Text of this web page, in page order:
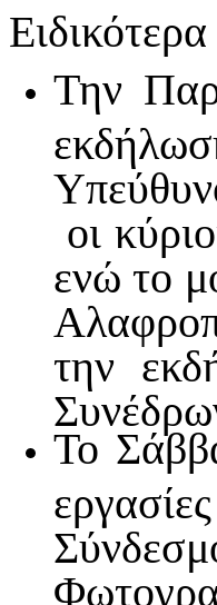
Την
οι
ενώ το
την
Το